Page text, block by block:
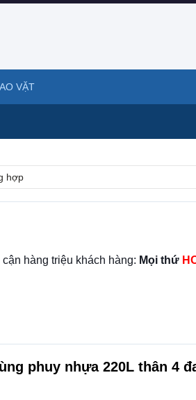
hợp
hàng triệu khách hàng: Mọi thứ
phuy nhựa 220L thân 4
VẶT